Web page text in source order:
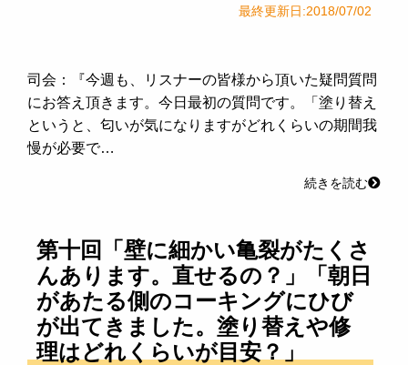
最終更新日:2018/07/02
司会：『今週も、リスナーの皆様から頂いた疑問質問
にお答え頂きます。今日最初の質問です。「塗り替え
というと、匂いが気になりますがどれくらいの期間我
慢が必要で…
続きを読む
第十回「壁に細かい亀裂がたくさ
んあります。直せるの？」「朝日
があたる側のコーキングにひび
が出てきました。塗り替えや修
理はどれくらいが目安？」